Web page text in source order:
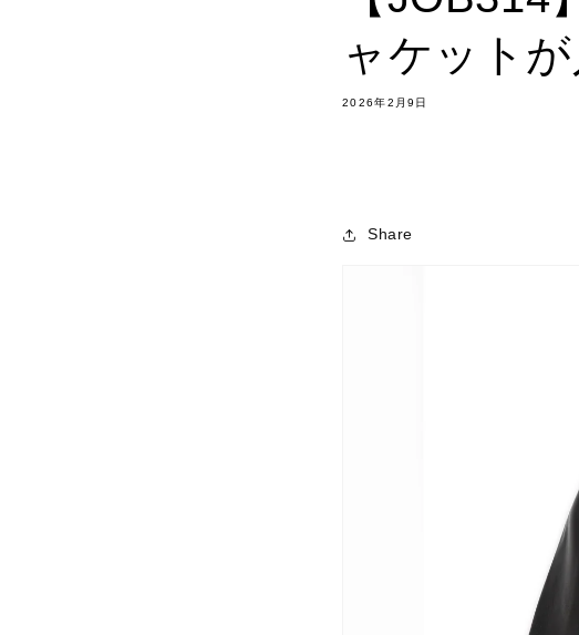
ャケットが
2026年2月9日
Share